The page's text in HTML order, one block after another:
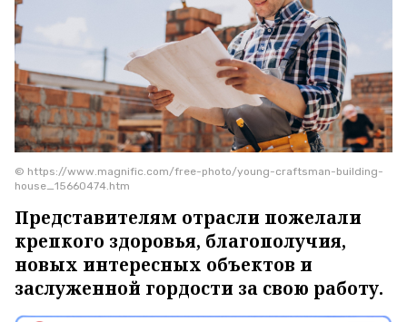
© https://www.magnific.com/free-photo/young-craftsman-building-
house_15660474.htm
Представителям отрасли пожелали
крепкого здоровья, благополучия,
новых интересных объектов и
заслуженной гордости за свою работу.